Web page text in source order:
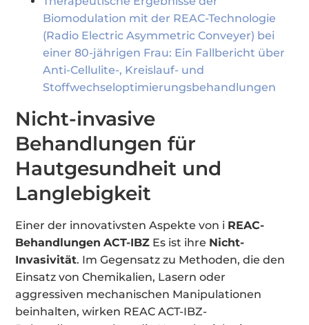
Biomodulation mit der REAC-Technologie
(Radio Electric Asymmetric Conveyer) bei
einer 80-jährigen Frau: Ein Fallbericht über
Anti-Cellulite-, Kreislauf- und
Stoffwechseloptimierungsbehandlungen
Nicht-invasive
Behandlungen für
Hautgesundheit und
Langlebigkeit
Einer der innovativsten Aspekte von i REAC-
Behandlungen ACT-IBZ Es ist ihre Nicht-
Invasivität. Im Gegensatz zu Methoden, die den
Einsatz von Chemikalien, Lasern oder
aggressiven mechanischen Manipulationen
beinhalten, wirken REAC ACT-IBZ-